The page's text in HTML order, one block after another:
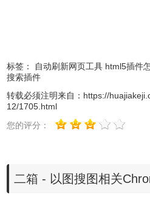
3、上传搜索。二箱还支持本地
标签： 自动刷新网页工具 html5插件
搜索插件
转载必须注明来自： https://
12/1705.html
您的评分：
二箱 - 以图搜图相关